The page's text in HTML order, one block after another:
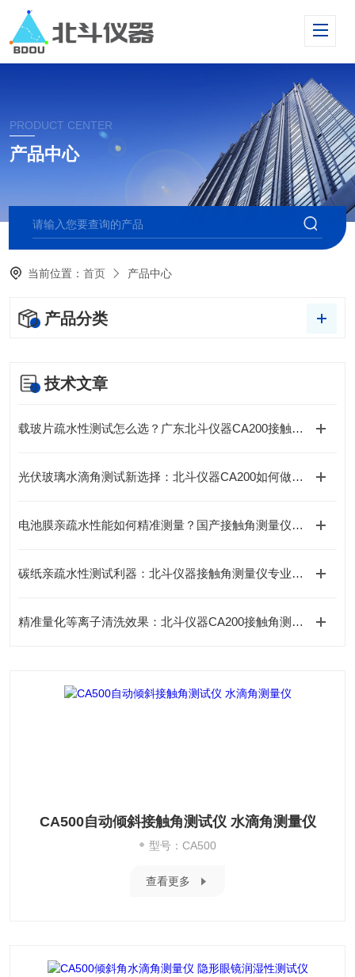
PRODUCT CENTER
产品中心
当前位置：首页 产品中心
产品分类
技术文章
载玻片疏水性测试怎么选？广东北斗仪器CA200接触角测量仪给出专业答案
光伏玻璃水滴角测试新选择：北斗仪器CA200如何做到精准高效？
电池膜亲疏水性能如何精准测量？国产接触角测量仪厂家北斗仪器专业解读
碳纸亲疏水性测试利器：北斗仪器接触角测量仪专业解析
精准量化等离子清洗效果：北斗仪器CA200接触角测量仪深度解析
CA500自动倾斜接触角测试仪 水滴角测量仪
型号：CA500
查看更多